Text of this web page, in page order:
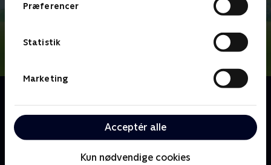
Præferencer
Statistik
Marketing
Acceptér alle
Kun nødvendige cookies
handler om de seks heroiske redningshvalpe Chase,
Marshall, Rocky, Rubble, Zuma og Skye - med den
teknik-kyndige dreng, Ryder, i spidsen.